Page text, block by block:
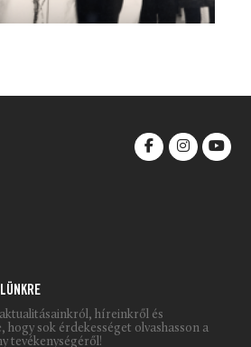
híreinkről és
hogy sok érdekességet olvashasson a
tevékenységéről!